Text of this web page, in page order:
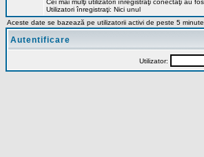
Cei mai mulţi utilizatori înregistraţi conectaţi au
Utilizatori înregistraţi: Nici unul
Aceste date se bazează pe utilizatorii activi de peste 5 minute
Autentificare
Utilizator: